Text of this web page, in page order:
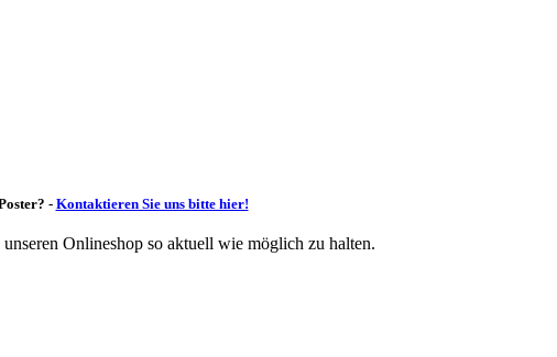
- Kontaktieren Sie uns bitte hier!
Onlineshop so aktuell wie möglich zu halten.